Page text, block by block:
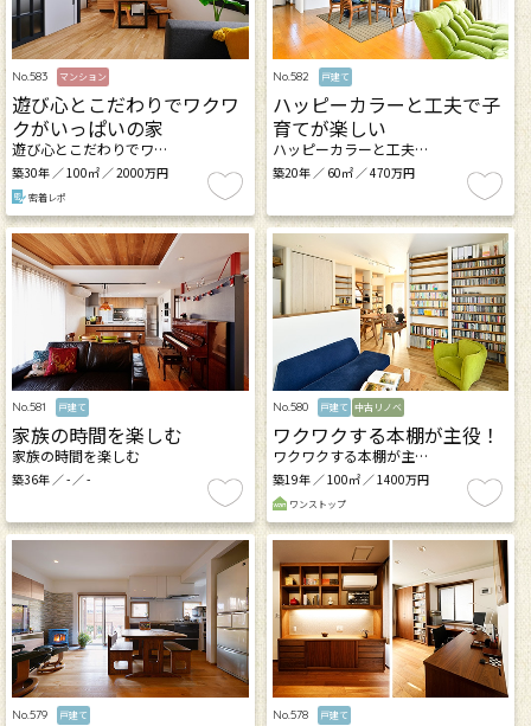
No.583 マンション
遊び心とこだわりでワクワ
クがいっぱいの家
遊び心とこだわりでワ…
築30年 ／ 100㎡ ／ 2000万円
密着レポ
No.582 戸建て
ハッピーカラーと工夫で子
育てが楽しい
ハッピーカラーと工夫…
築20年 ／ 60㎡ ／ 470万円
No.581 戸建て
家族の時間を楽しむ
家族の時間を楽しむ
築36年 ／ - ／ -
No.580 戸建て 中古リノベ
ワクワクする本棚が主役！
ワクワクする本棚が主…
築19年 ／ 100㎡ ／ 1400万円
ワンストップ
No.579 戸建て No.578 戸建て